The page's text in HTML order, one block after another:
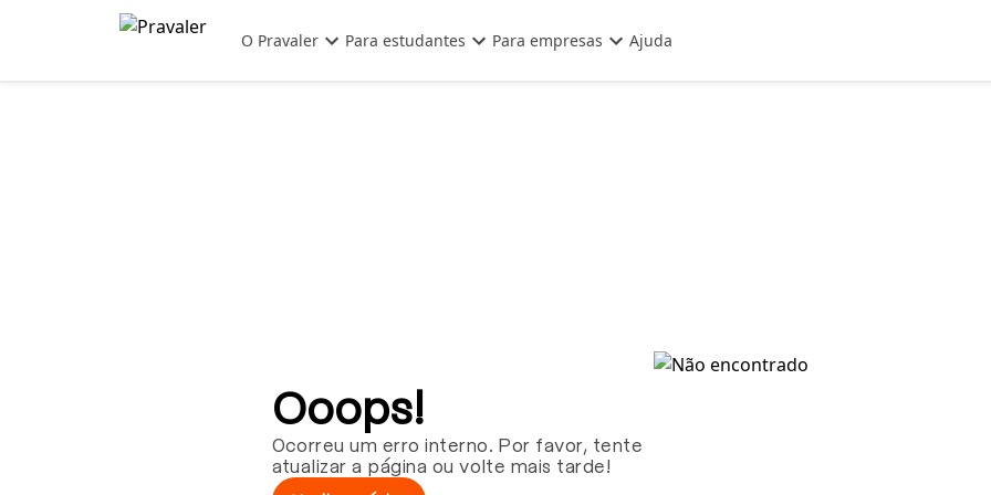
Pular para o conteúdo principal
O Pravaler Para estudantes Para empresas Ajuda
Ooops!
Ocorreu um erro interno. Por favor, tente
atualizar a página ou volte mais tarde!